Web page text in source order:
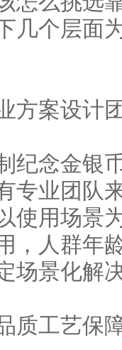
几个层面
案设计
念金银币
专业团队
使用场景
，人群年
场景化解
工艺保